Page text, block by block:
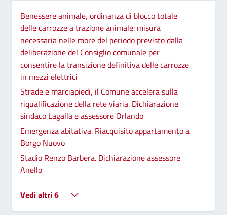
Benessere animale, ordinanza di blocco totale
delle carrozze a trazione animale: misura
necessaria nelle more del periodo previsto dalla
deliberazione del Consiglio comunale per
consentire la transizione definitiva delle carrozze
in mezzi elettrici
Strade e marciapiedi, il Comune accelera sulla
riqualificazione della rete viaria. Dichiarazione
sindaco Lagalla e assessore Orlando
Emergenza abitativa. Riacquisito appartamento a
Borgo Nuovo
Stadio Renzo Barbera. Dichiarazione assessore
Anello
Vedi altri 6